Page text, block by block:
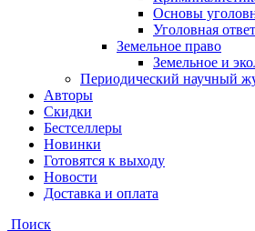
Основы
Уголовная
Земельное право
Земельное и
Периодический научный
Авторы
Скидки
Бестселлеры
Новинки
Готовятся к выходу
Новости
Доставка и оплата
Поиск